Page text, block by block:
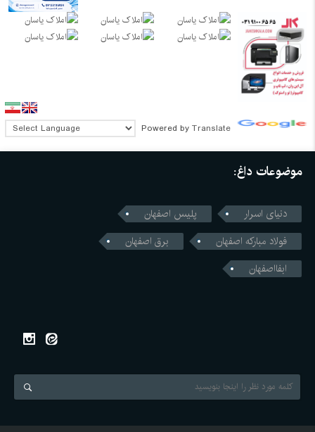
Powered by Translate
موضوعات داغ:
دنیای اسرار
پلیس اصفهان
فولاد مبارکه اصفهان
برق اصفهان
ابفااصفهان